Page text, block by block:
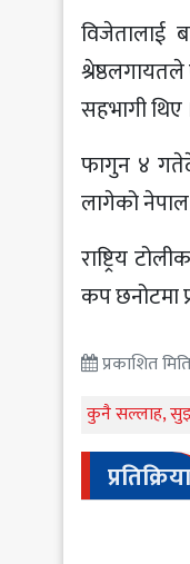
विजेतालाई
सहभागी थिए
फागुन ४
लागेको
राष्ट्रिय
कप छनोटमा
प्रकाशित
कुनै सल्लाह,
प्रतिक्रिया